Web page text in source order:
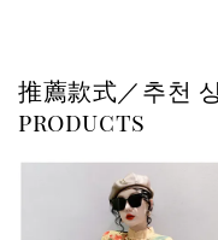
推薦款式／추천
products